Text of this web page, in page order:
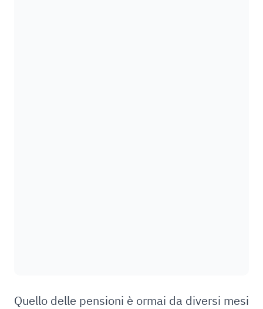
Quello delle pensioni è ormai da diversi mesi